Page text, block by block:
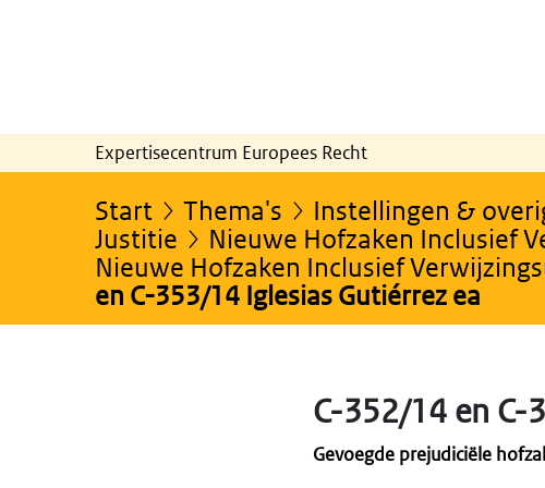
Expertisecentrum Europees Recht
Start Thema's Instellingen &
Justitie
Nieuwe Hofzaken Inclusief
Nieuwe Hofzaken Inclusief
en C-353/14 Iglesias Gutiérrez ea
C-352/14 en C-
Gevoegde prejudiciële